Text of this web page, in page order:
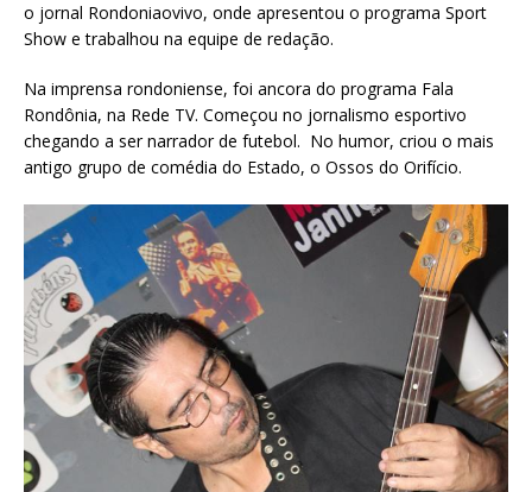
o jornal Rondoniaovivo, onde apresentou o programa Sport
Show e trabalhou na equipe de redação.
Na imprensa rondoniense, foi ancora do programa Fala
Rondônia, na Rede TV. Começou no jornalismo esportivo
chegando a ser narrador de futebol. No humor, criou o mais
antigo grupo de comédia do Estado, o Ossos do Orifício.